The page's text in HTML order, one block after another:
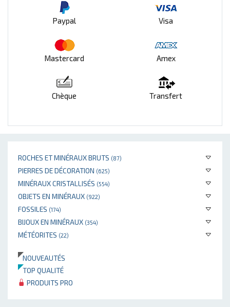
ROCHES ET MINÉRAUX BRUTS (87)
PIERRES DE DÉCORATION (625)
MINÉRAUX CRISTALLISÉS (554)
OBJETS EN MINÉRAUX (922)
FOSSILES (174)
BIJOUX EN MINÉRAUX (354)
MÉTÉORITES (22)
NOUVEAUTÉS
TOP QUALITÉ
PRODUITS PRO
Paypal Visa
Mastercard Amex
Chèque Transfert